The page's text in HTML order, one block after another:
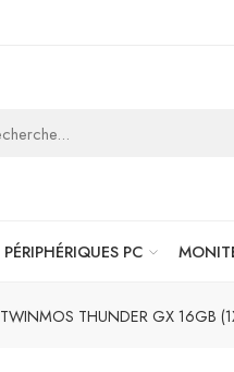
PÉRIPHÉRIQUES PC
TWINMOS THUNDER GX 16GB